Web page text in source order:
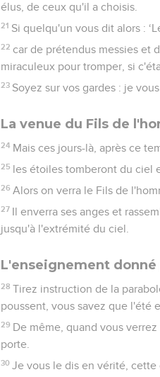
élus, de ceux qu'il a choisis.
21 Si quelqu'un vous dit alors :
22 car de prétendus messies et
miraculeux pour tromper, si
23 Soyez sur vos gardes : je
La venue du Fils de
24 Mais ces jours-là, après ce
25 les étoiles tomberont du ciel
26 Alors on verra le Fils de
27 Il enverra ses anges et
jusqu'à l'extrémité du ciel.
L'enseignement
28 Tirez instruction de la
poussent, vous savez que l'été
29 De même, quand vous
porte.
30 Je vous le dis en vérité, cette